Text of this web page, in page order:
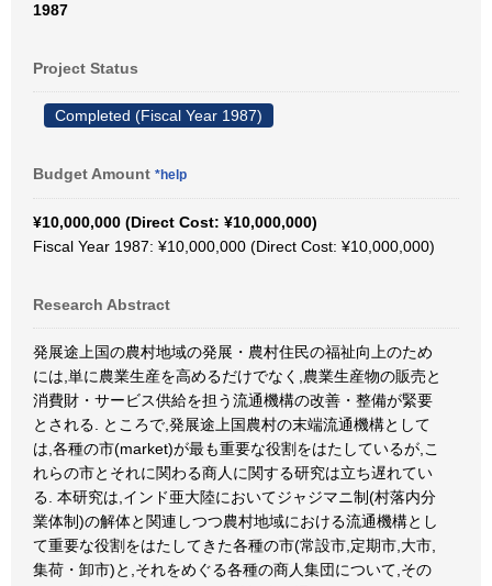
1987
Project Status
Completed (Fiscal Year 1987)
Budget Amount *help
¥10,000,000 (Direct Cost: ¥10,000,000)
Fiscal Year 1987: ¥10,000,000 (Direct Cost: ¥10,000,000)
Research Abstract
発展途上国の農村地域の発展・農村住民の福祉向上のため
には,単に農業生産を高めるだけでなく,農業生産物の販売と
消費財・サービス供給を担う流通機構の改善・整備が緊要
とされる. ところで,発展途上国農村の末端流通機構として
は,各種の市(market)が最も重要な役割をはたしているが,こ
れらの市とそれに関わる商人に関する研究は立ち遅れてい
る. 本研究は,インド亜大陸においてジャジマニ制(村落内分
業体制)の解体と関連しつつ農村地域における流通機構とし
て重要な役割をはたしてきた各種の市(常設市,定期市,大市,
集荷・卸市)と,それをめぐる各種の商人集団について,その